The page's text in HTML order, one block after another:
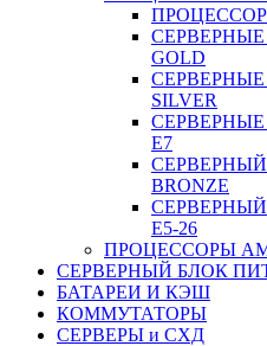
СЕРВЕРНЫЕ
GOLD
СЕРВЕРНЫЕ
SILVER
СЕРВЕРНЫЕ
Е7
СЕРВЕРНЫЙ
BRONZE
СЕРВЕРНЫЙ
Е5-26
ПРОЦЕССОРЫ
СЕРВЕРНЫЙ БЛОК
БАТАРЕИ И КЭШ
КОММУТАТОРЫ
СЕРВЕРЫ и СХД